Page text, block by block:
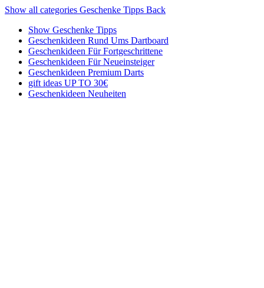
Show all categories Geschenke Tipps Back
Show Geschenke Tipps
Geschenkideen Rund Ums Dartboard
Geschenkideen Für Fortgeschrittene
Geschenkideen Für Neueinsteiger
Geschenkideen Premium Darts
gift ideas UP TO 30€
Geschenkideen Neuheiten